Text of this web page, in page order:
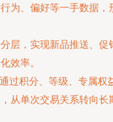
为、偏好等一手数据，
层，实现新品推送、促
效率。
通过积分、等级、专属权
从单次交易关系转向长